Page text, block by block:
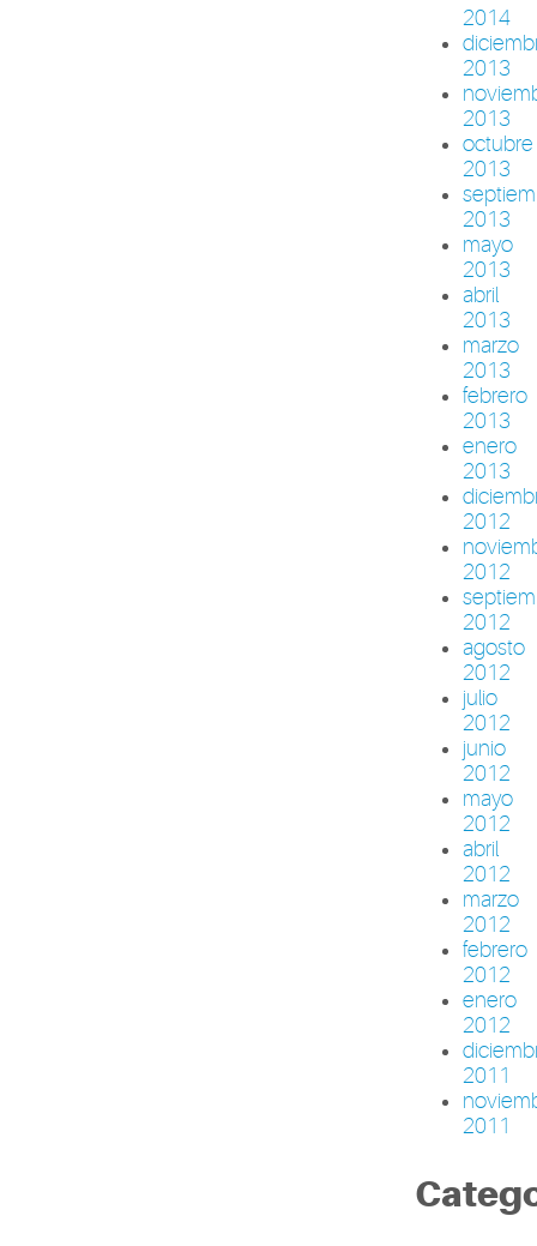
2014
2013
2013
octubre
2013
2013
mayo
2013
abril
2013
marzo
2013
febrero
2013
enero
2013
2012
2012
2012
agosto
2012
julio
2012
junio
2012
mayo
2012
abril
2012
marzo
2012
febrero
2012
enero
2012
2011
2011